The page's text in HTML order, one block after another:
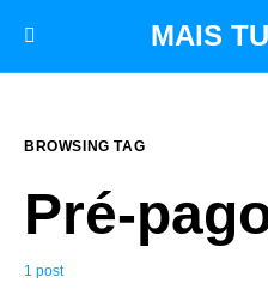
MAIS
BROWSING TAG
Pré-
1 post